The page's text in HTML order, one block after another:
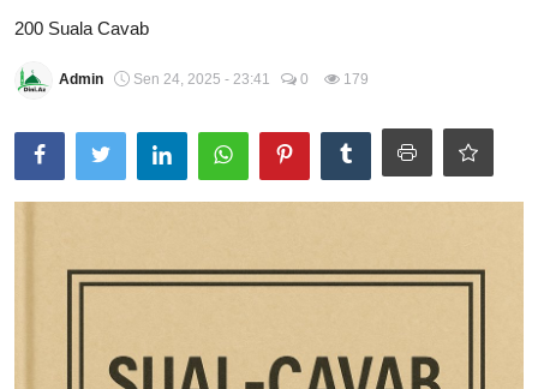
Digər
Əhkam
200 Suala Cavab
Admin Sen 24, 2025 - 23:41 0 179